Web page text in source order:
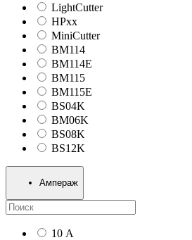
LightCutter
HPxx
MiniCutter
BM114
BM114E
BM115
BM115E
BS04K
BM06K
BS08K
BS12K
Ампераж
10 А